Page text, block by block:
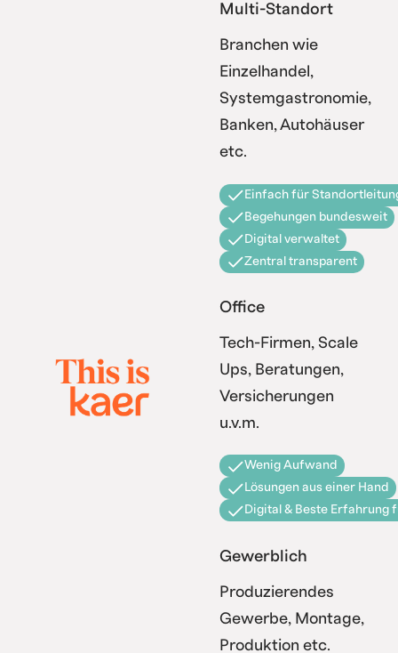
Multi-Standort
Branchen wie
Einzelhandel,
Systemgastronomie,
Banken, Autohäuser
etc.
Einfach für
Begehungen bundesweit
Digital verwaltet
Zentral transparent
Office
Tech-Firmen, Scale
Ups, Beratungen,
Versicherungen
u.v.m.
Wenig Aufwand
Lösungen aus einer Hand
Digital & Beste Erfahrung
Gewerblich
Produzierendes
Gewerbe, Montage,
Produktion etc.